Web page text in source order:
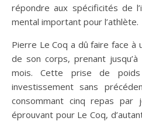
répondre aux spécificités de
mental important pour l’athlète.
Pierre Le Coq a dû faire face à
de son corps, prenant
mois. Cette prise de
investissement sans
consommant cinq repas par
éprouvant pour Le Coq,